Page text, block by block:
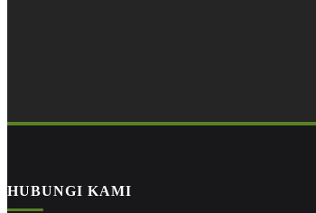
HUBUNGI KAMI